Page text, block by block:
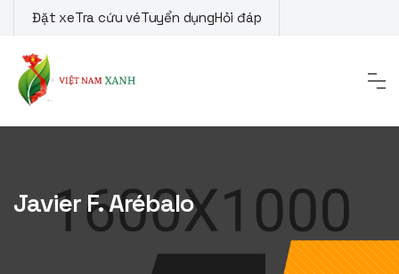
to
content
Đặt xeTra cứu véTuyển dụngHỏi đáp
Javier F. Arébalo